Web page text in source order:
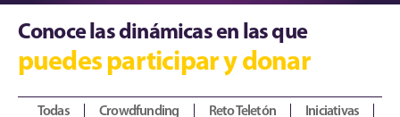
Conoce las dinámicas en las que
puedes participar y donar
Todas Crowdfunding Reto Teletón
Iniciativas